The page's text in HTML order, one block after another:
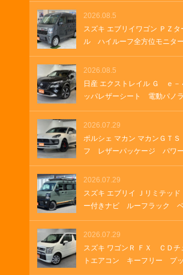
ルメスターサウンド フルセ
９インチアルミホイール クル
ール パドルシフト パワー
2026.08.5
スズキ エブリイワゴン ＰＺタ
ル ハイルーフ全方位モニタ
ビ 全方位モニター付きナビ
ＤＭＩ ＵＳＢソケット ステ
ター 両側パワースライド オ
プ オートステップ クルー
2026.08.5
日産 エクストレイル Ｇ ｅ
ッパレザーシート 電動パノ
ルーフ 純正１２．３インチ
２．０ ルーフレール 純正
ロット メモリーナビゲーシ
ッドランプ オートマチックハ
2026.07.29
ポルシェ マカン マカンＧＴ
フ レザーパッケージ パワー
プラス シートヒーター ２
Ｓｐｙｄｅｒデザインホイー
ブクルーズコントロール ア
サスペンション ＥＴＣ２．０
2026.07.29
スズキ エブリイ Ｊリミテッ
ー付きナビ ルーフラック
グリルガードバー ＥＴＣ
ＬＥＤヘッドランプ ＬＥＤ
オートエアコン 両側パワー
Ｂソケット ＨＤＭＩ
2026.07.29
スズキ ワゴンＲ ＦＸ ＣＤ
トエアコン キーフリー プ